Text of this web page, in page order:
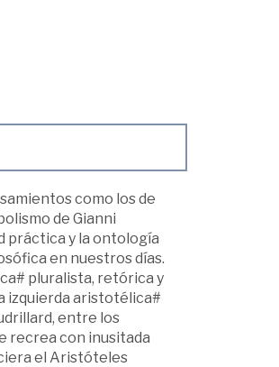
como los de
de Gianni
práctica y la ontología
en nuestros días.
pluralista, retórica y
izquierda aristotélica#
entre los
recrea con inusitada
el Aristóteles